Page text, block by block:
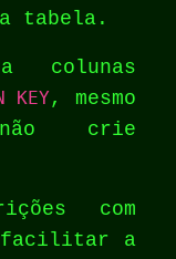
tabela.
colunas
KEY, mesmo
crie
com
facilitar a